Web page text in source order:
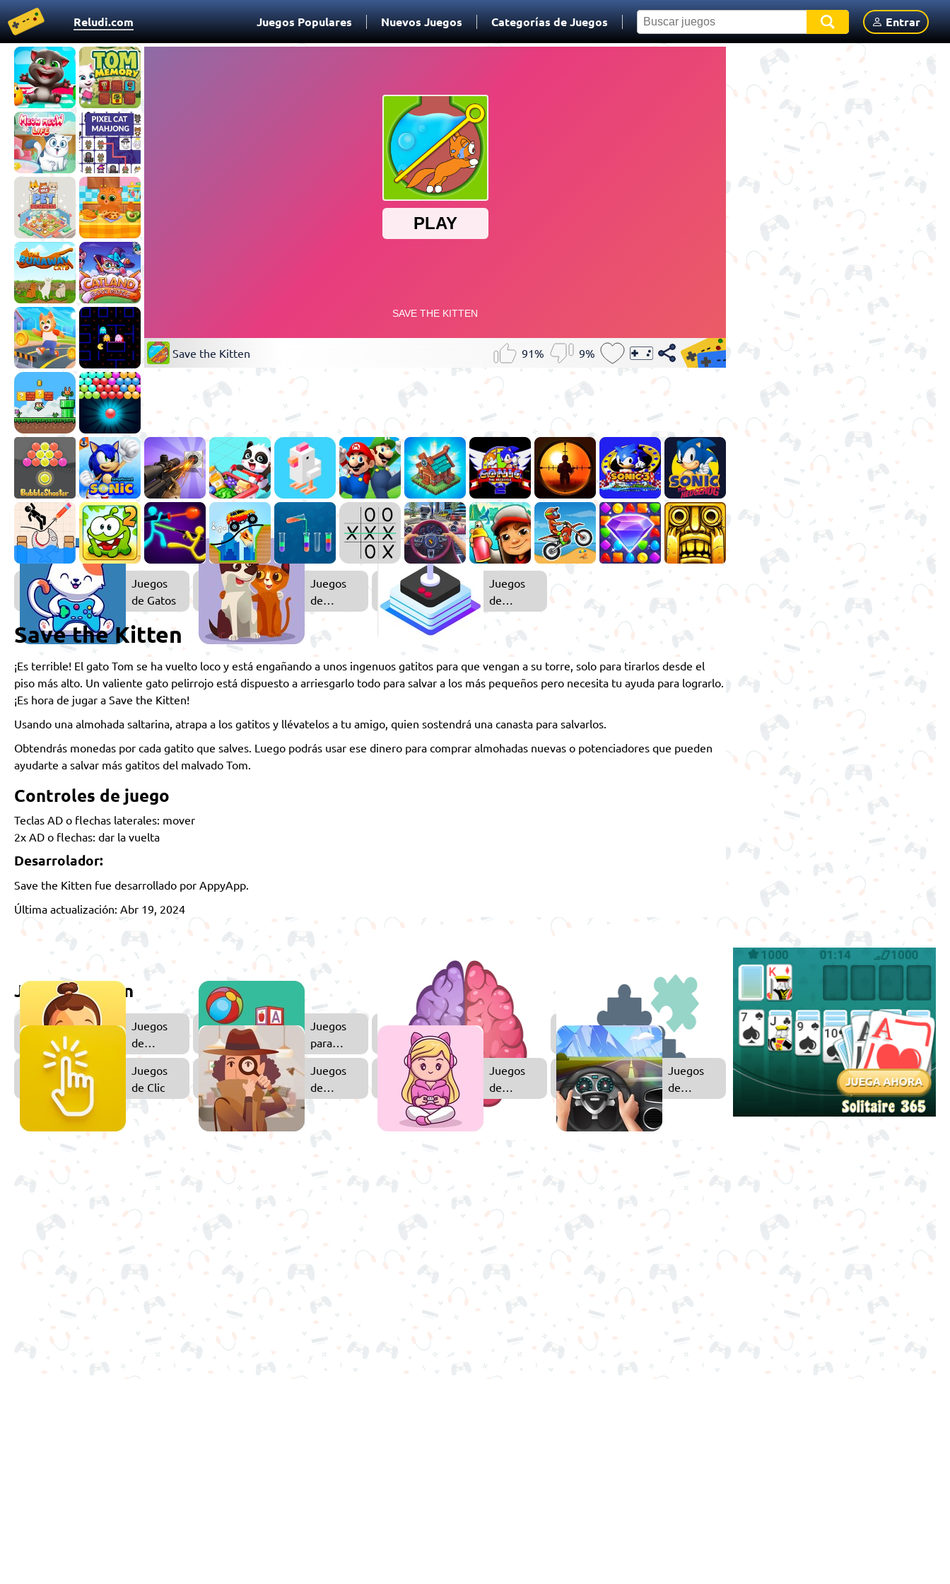
Reludi.com Juegos Populares Nuevos Juegos Categorías de Juegos Entrar
Save the Kitten 91% 9%
Juegos
de Gatos
Juegos
de
Juegos
de
Save the Kitten
¡Es terrible! El gato Tom se ha vuelto loco y está engañando a unos ingenuos gatitos para que vengan a su torre, solo para tirarlos desde el
piso más alto. Un valiente gato pelirrojo está dispuesto a arriesgarlo todo para salvar a los más pequeños pero necesita tu ayuda para lograrlo.
¡Es hora de jugar a Save the Kitten!
Usando una almohada saltarina, atrapa a los gatitos y llévatelos a tu amigo, quien sostendrá una canasta para salvarlos.
Obtendrás monedas por cada gatito que salves. Luego podrás usar ese dinero para comprar almohadas nuevas o potenciadores que pueden
ayudarte a salvar más gatitos del malvado Tom.
Controles de juego
Teclas AD o flechas laterales: mover
2x AD o flechas: dar la vuelta
Desarrolador:
Save the Kitten fue desarrollado por AppyApp.
Última actualización: Abr 19, 2024
Juega también
Juegos
de
Cuidar
Juegos
para
Niños
Juegos
de
Lógica
Juegos
de
Juegos
de Clic
Juegos
de
Objetos
Juegos
de
Chicas
Juegos
de
Simulación